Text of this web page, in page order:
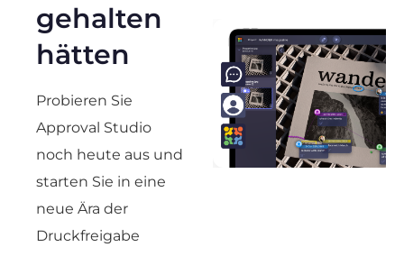
gehalten
hätten
Probieren Sie
Approval Studio
noch heute aus und
starten Sie in eine
neue Ära der
Druckfreigabe